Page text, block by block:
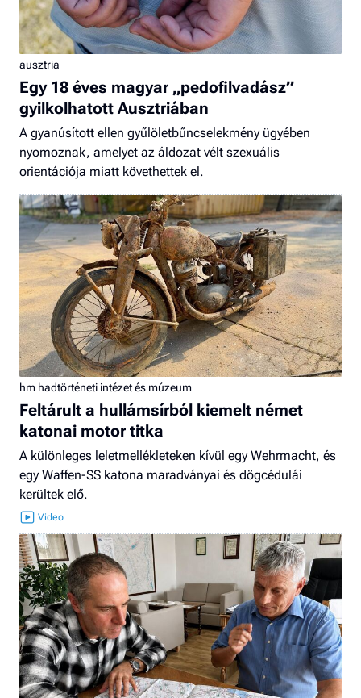
ausztria
Egy 18 éves magyar „pedofilvadász”
gyilkolhatott Ausztriában
A gyanúsított ellen gyűlöletbűncselekmény ügyében
nyomoznak, amelyet az áldozat vélt szexuális
orientációja miatt követhettek el.
hm hadtörténeti intézet és múzeum
Feltárult a hullámsírból kiemelt német
katonai motor titka
A különleges leletmellékleteken kívül egy Wehrmacht, és
egy Waffen-SS katona maradványai és dögcédulái
kerültek elő.